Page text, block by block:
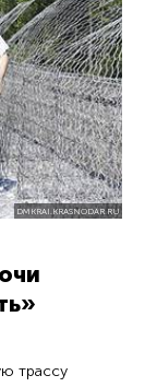
DMKRAI.KRASNODAR.RU
трассу